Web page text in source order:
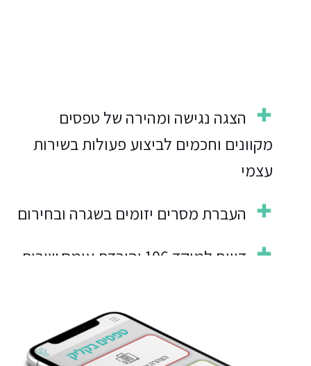
הצגה נגישה ומהירה של טפסים
מקוונים וחכמים לביצוע פעולות בשירות
עצמי
העברת מסרים יזומים בשגרה ובחירום
דיווח למוקד 106 והורדת עומס שירות
לשיפור השירות וייעול העבודה ברשות